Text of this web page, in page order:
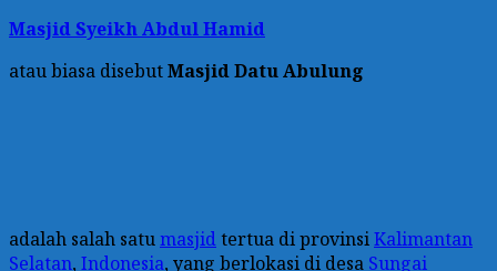
Masjid Syeikh Abdul Hamid
atau biasa disebutMasjid Datu Abulung
adalah salah satumasjidtertua di provinsiKalimantan
Selatan, Indonesia, yang berlokasi di desa Sungai